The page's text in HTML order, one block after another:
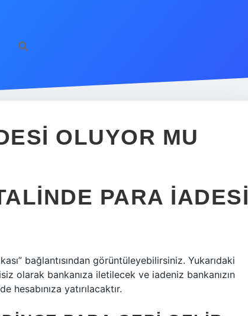
OLUYOR MU
PARA IADESI
bağlantısından görüntüleyebilirsiniz. Yukarıdaki
olarak bankanıza iletilecek ve iadeniz bankanızın
hesabınıza yatırılacaktır.